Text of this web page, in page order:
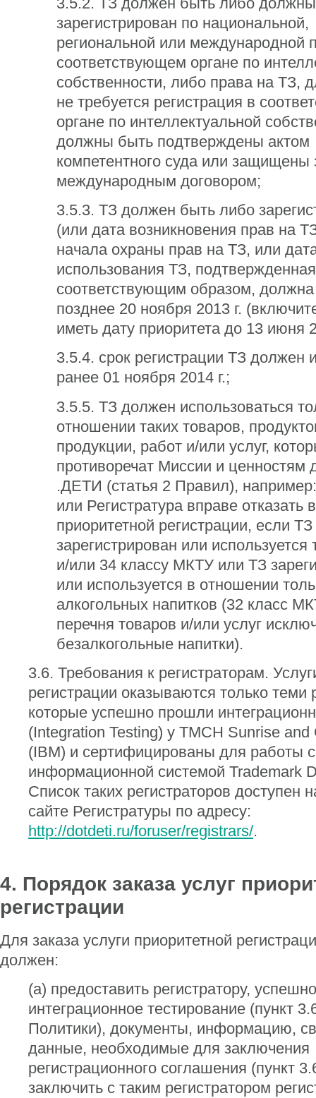
зарегистрирован по национальной,
региональной или международной
соответствующем органе по
собственности, либо права на ТЗ,
не требуется регистрация в
органе по интеллектуальной
должны быть подтверждены актом
компетентного суда или защищены
международным договором;
3.5.3. ТЗ должен быть либо
(или дата возникновения прав на
начала охраны прав на ТЗ, или
использования ТЗ, подтвержденная
соответствующим образом,
позднее 20 ноября 2013 г.
иметь дату приоритета до 13 июня
3.5.4. срок регистрации ТЗ должен
ранее 01 ноября 2014 г.;
3.5.5. ТЗ должен использоваться
отношении таких товаров,
продукции, работ и/или услуг,
противоречат Миссии и ценностям
.ДЕТИ (статья 2 Правил), например:
или Регистратура вправе отказать в
приоритетной регистрации, если ТЗ
зарегистрирован или используется
и/или 34 классу МКТУ или ТЗ
или используется в отношении
алкогольных напитков (32 класс
перечня товаров и/или услуг
безалкогольные напитки).
3.6. Требования к регистраторам.
регистрации оказываются только теми
которые успешно прошли
(Integration Testing) у TMCH Sunrise
(IBM) и сертифицированы для работы с
информационной системой Trademark
Список таких регистраторов доступен
сайте Регистратуры по адресу:
http://dotdeti.ru/foruser/registrars/.
4. Порядок заказа услуг
регистрации
Для заказа услуги приоритетной
должен:
(a) предоставить регистратору,
интеграционное тестирование (пункт
Политики), документы, информацию,
данные, необходимые для заключения
регистрационного соглашения (пункт
заключить с таким регистратором